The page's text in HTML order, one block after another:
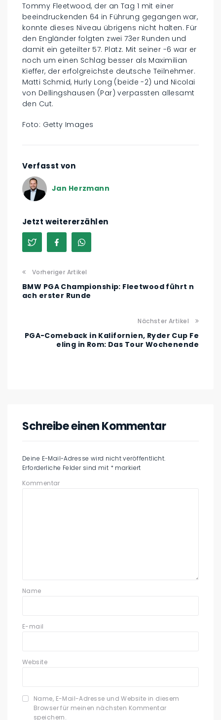
Tommy Fleetwood, der an Tag 1 mit einer
beeindruckenden 64 in Führung gegangen war,
konnte dieses Niveau übrigens nicht halten. Für
den Engländer folgten zwei 73er Runden und
damit ein geteilter 57. Platz. Mit seiner -6 war er
noch um einen Schlag besser als Maximilian
Kieffer, der erfolgreichste deutsche Teilnehmer.
Matti Schmid, Hurly Long (beide -2) und Nicolai
von Dellingshausen (Par) verpassten allesamt
den Cut.
Foto: Getty Images
Verfasst von
Jan Herzmann
Jetzt weitererzählen
Vorheriger Artikel
BMW PGA Championship: Fleetwood führt n
ach erster Runde
Nächster Artikel
PGA-Comeback in Kalifornien, Ryder Cup Fe
eling in Rom: Das Tour Wochenende
Schreibe einen Kommentar
Deine E-Mail-Adresse wird nicht veröffentlicht.
Erforderliche Felder sind mit * markiert
Kommentar
Name
E-mail
Website
Name, E-Mail-Adresse und Website in diesem
Browser für meinen nächsten Kommentar
speichern.